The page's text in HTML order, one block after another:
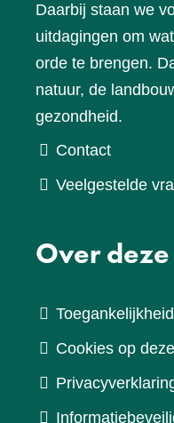
Daarbij staan we
uitdagingen om
orde te brengen.
natuur, de
gezondheid.
Contact
Veelgestelde
Over
Toegankelijkheid
Cookies op